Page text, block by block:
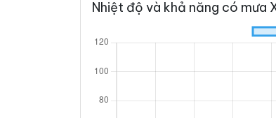
Nhiệt độ và khả năng có mưa